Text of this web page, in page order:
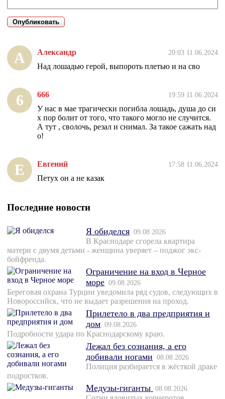
А Александр 20:03 11.06.2024
Над лошадью герой, выпороть плетью и на сво
6 666 19:59 11.06.2024
У нас в мае трагически погибла лошадь, душа до си
х пор болит от того, что такого могло не случится.
А тут , сволочь, резал и снимал. За такое сажать над
о!
Е Евгений 17:58 11.06.2024
Петух он а не казак
Последние новости
Я обиделся 09.08.2026
В Краснодаре сгорела квартира
матери с двумя детьми - женщина уверяет – поджог экс-
бойфренда.
Ограничение на вход в Черное
море 09.08.2026
Береговая охрана Турции уведомила ряд судов, следующих в
Новороссийск, что не выдает разрешения на проход.
Прилетело в два предприятия и
дом 09.08.2026
Подробности удара по Краснодарскому краю.
Лежал без сознания, а его
добивали ногами 08.08.2026
Полиция разбирается в жёсткой драке
подростков.
Медузы-гиганты 08.08.2026